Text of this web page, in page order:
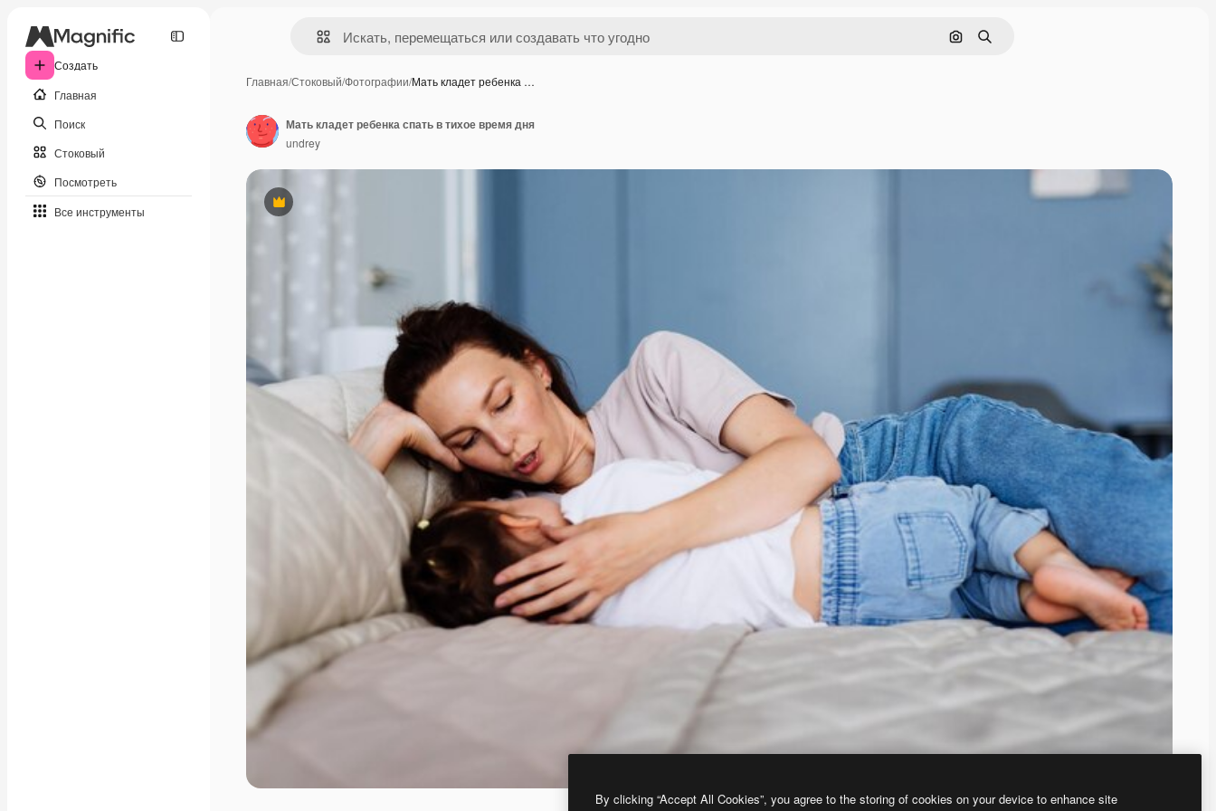
Создать
Главная
Поиск
Стоковый
Посмотреть
Все инструменты
Поиск по изображению
Поиск
Главная/Стоковый/Фотографии/Мать кладет ребенка …
Премиум
Мать кладет ребенка спать в тихое время дня
undrey
By clicking “Accept All Cookies”, you agree to the storing of cookies on your device to enhance site